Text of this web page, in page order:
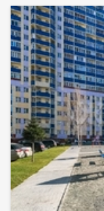
ремонт, окна
Имеется свой
кухонный
Возможен обмен
в рассрочку. При
варианта -